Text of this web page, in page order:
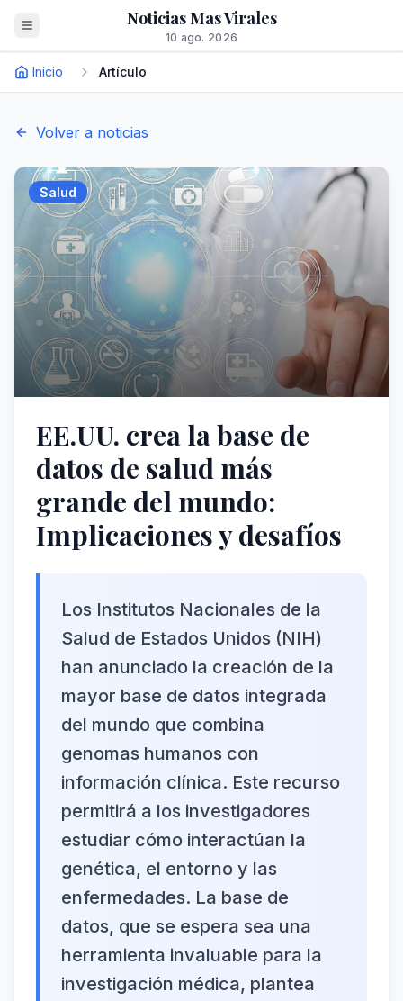
Noticias Mas Virales
10 ago. 2026
Inicio Artículo
Volver a noticias
Salud
EE.UU. crea la base de
datos de salud más
grande del mundo:
Implicaciones y desafíos
Los Institutos Nacionales de la
Salud de Estados Unidos (NIH)
han anunciado la creación de la
mayor base de datos integrada
del mundo que combina
genomas humanos con
información clínica. Este recurso
permitirá a los investigadores
estudiar cómo interactúan la
genética, el entorno y las
enfermedades. La base de
datos, que se espera sea una
herramienta invaluable para la
investigación médica, plantea